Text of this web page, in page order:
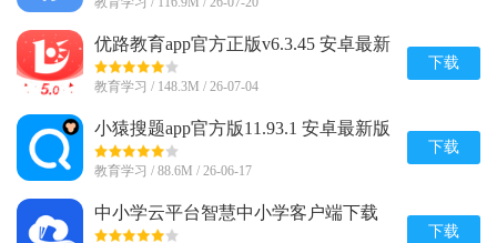
优路教育app官方正版v6.3.45 安卓最新
版
教育学习 / 148.3M / 26-07-04
下载
小猿搜题app官方版11.93.1 安卓最新版
教育学习 / 88.6M / 26-06-17
下载
中小学云平台智慧中小学客户端下载
8.0.9 官方最新版
下载